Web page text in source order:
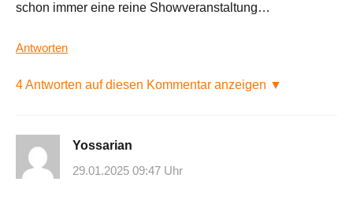
schon immer eine reine Showveranstaltung…
Antworten
4 Antworten auf diesen Kommentar anzeigen ▼
Yossarian
29.01.2025 09:47 Uhr